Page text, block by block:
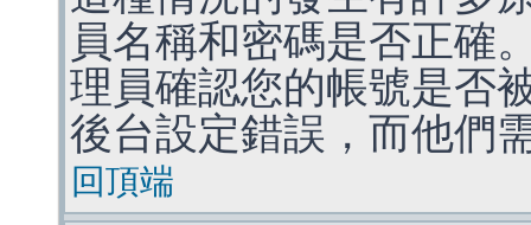
員名稱和密碼是否正確
理員確認您的帳號是否
後台設定錯誤，而他們
回頂端